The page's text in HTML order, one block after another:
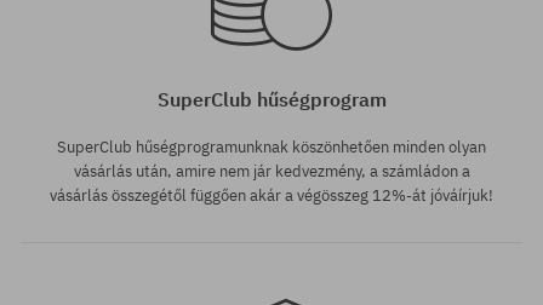
SuperClub hűségprogram
SuperClub hűségprogramunknak köszönhetően minden olyan
vásárlás után, amire nem jár kedvezmény, a számládon a
vásárlás összegétől függően akár a végösszeg 12%-át jóváírjuk!